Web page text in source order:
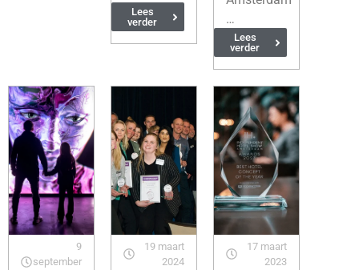
Lees
verder
…
Lees
verder
9
september
19 maart
2024
17 maart
2023